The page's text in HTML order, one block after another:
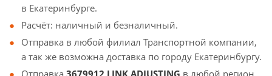
в Екатеринбурге.
Расчёт: наличный и безналичный.
Отправка в любой филиал Транспортной компании,
а так же возможна доставка по городу Екатеринбургу.
Отправка 3679912 LINK,ADJUSTING в любой регион